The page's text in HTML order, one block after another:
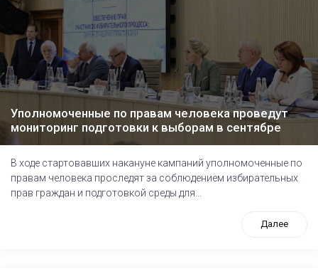
Уполномоченные по правам человека проведут
мониторинг подготовки к выборам в сентябре
В ходе стартовавших накануне кампаний уполномоченные по
правам человека проследят за соблюдением избирательных
прав граждан и подготовкой среды для...
Далее